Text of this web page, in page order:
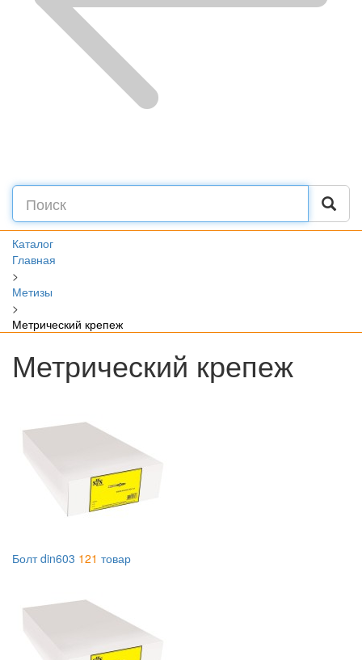
Каталог
Главная
>
Метизы
>
Метрический крепеж
Метрический крепеж
Болт din603 121 товар